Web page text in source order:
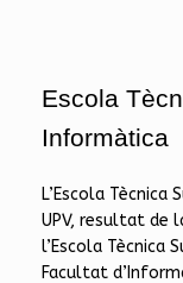
Escola
Informàtica
L’Escola Tècnica
UPV, resultat de
l’Escola Tècnica
Facultat